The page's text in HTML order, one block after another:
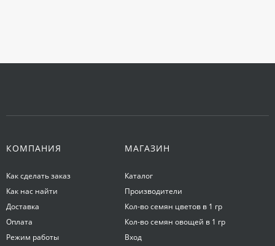
КОМПАНИЯ
Как сделать заказ
Как нас найти
Доставка
Оплата
Режим работы
МАГАЗИН
Каталог
Производители
Кол-во семян цветов в 1 гр
Кол-во семян овощей в 1 гр
Вход